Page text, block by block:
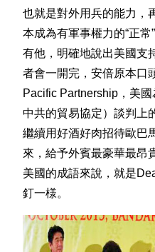
也就是對外用兵的能力，
本成為有軍事權力的“正
有他，明確地說出美國支
者會一開完，安倍原本口
Pacific Partnership，美
中共的貿易協定）談判上
繼續用好酒好肉招待歐巴
來，給予外賓最豪華最昂
美國的成語來說，就是
釘一様。